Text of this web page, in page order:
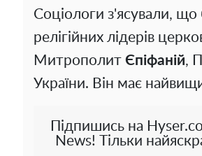
Соціологи з'ясували, що
релігійних лідерів
Митрополит Єпіфаній,
України. Він має
Підпишись на
News! Тільки